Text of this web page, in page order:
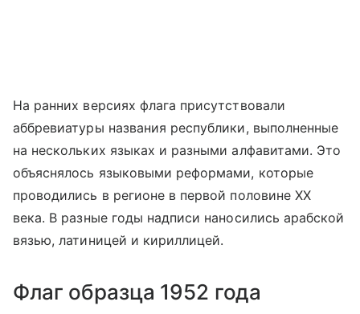
На ранних версиях флага присутствовали
аббревиатуры названия республики, выполненные
на нескольких языках и разными алфавитами. Это
объяснялось языковыми реформами, которые
проводились в регионе в первой половине XX
века. В разные годы надписи наносились арабской
вязью, латиницей и кириллицей.
Флаг образца 1952 года